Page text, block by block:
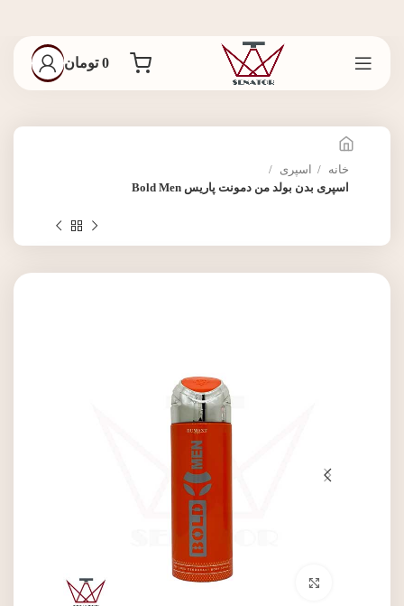
0 تومان
خانه
اسپری
اسپری بدن بولد من دمونت پاریس Bold Men
برای بزرگنمایی کلیک کنید